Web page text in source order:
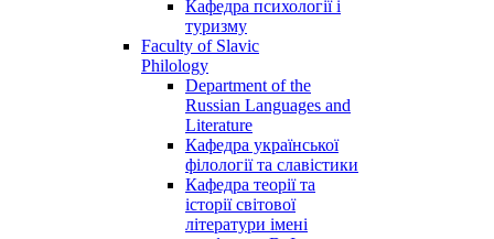
Кафедра психології і
туризму
Faculty of Slavic
Philology
Department of the
Russian Languages and
Literature
Кафедра української
філології та славістики
Кафедра теорії та
історії світової
літератури імені